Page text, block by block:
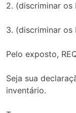
2. (discriminar os
3. (discriminar os
Pelo exposto,
Seja sua
inventário.